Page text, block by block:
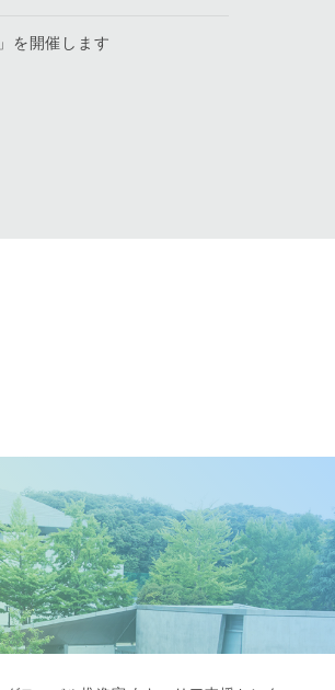
を開催します